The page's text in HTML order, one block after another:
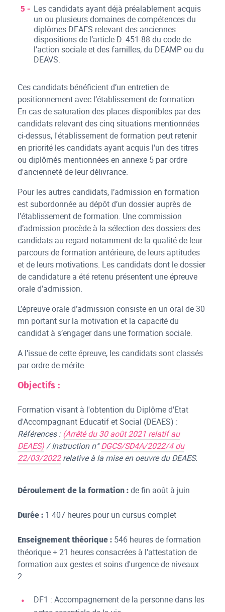
Les candidats ayant déjà préalablement acquis
un ou plusieurs domaines de compétences du
diplômes DEAES relevant des anciennes
dispositions de l’article D. 451-88 du code de
l’action sociale et des familles, du DEAMP ou du
DEAVS.
Ces candidats bénéficient d’un entretien de
positionnement avec l’établissement de formation.
En cas de saturation des places disponibles par des
candidats relevant des cinq situations mentionnées
ci-dessus, l'établissement de formation peut retenir
en priorité les candidats ayant acquis l'un des titres
ou diplômés mentionnées en annexe 5 par ordre
d'ancienneté de leur délivrance.
Pour les autres candidats, l’admission en formation
est subordonnée au dépôt d’un dossier auprès de
l’établissement de formation. Une commission
d’admission procède à la sélection des dossiers des
candidats au regard notamment de la qualité de leur
parcours de formation antérieure, de leurs aptitudes
et de leurs motivations. Les candidats dont le dossier
de candidature a été retenu présentent une épreuve
orale d’admission.
L’épreuve orale d’admission consiste en un oral de 30
mn portant sur la motivation et la capacité du
candidat à s’engager dans une formation sociale.
A l’issue de cette épreuve, les candidats sont classés
par ordre de mérite.
Objectifs :
Formation visant à l'obtention du Diplôme d'Etat
d'Accompagnant Educatif et Social (DEAES) :
Références :(Arrêté du 30 août 2021 relatif au
DEAES)/ Instruction n°DGCS/SD4A/2022/4 du
22/03/2022relative à la mise en oeuvre du DEAES.
Déroulement de la formation : de fin août à juin
Durée : 1 407 heures pour un cursus complet
Enseignement théorique : 546 heures de formation
théorique + 21 heures consacrées à l'attestation de
formation aux gestes et soins d'urgence de niveaux
2.
DF1 : Accompagnement de la personne dans les